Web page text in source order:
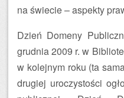
na świecie – aspekty
Dzień Domeny
grudnia 2009 r. w
w kolejnym roku (ta
drugiej uroczystości